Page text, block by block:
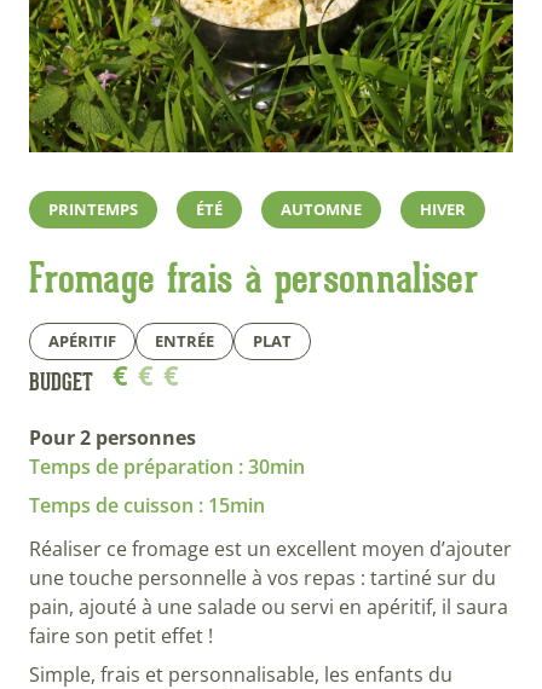
PRINTEMPS ÉTÉ AUTOMNE HIVER
Fromage frais à personnaliser
APÉRITIF ENTRÉE PLAT
BUDGET € € €
Pour 2 personnes
Temps de préparation : 30min
Temps de cuisson : 15min
Réaliser ce fromage est un excellent moyen d’ajouter
une touche personnelle à vos repas : tartiné sur du
pain, ajouté à une salade ou servi en apéritif, il saura
faire son petit effet !
Simple, frais et personnalisable, les enfants du